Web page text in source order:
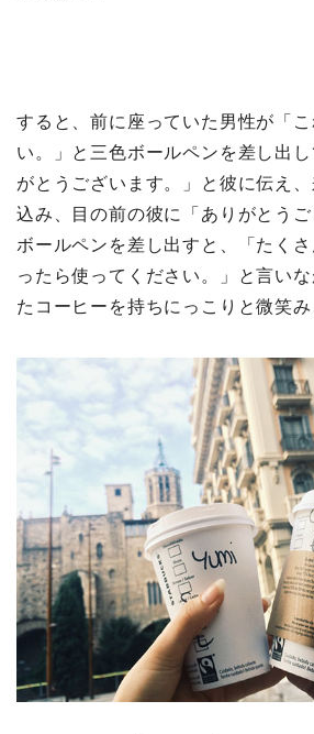
すると、前に座っていた男性が「
い。」と三色ボールペンを差し出
がとうございます。」と彼に伝え
込み、目の前の彼に「ありがとう
ボールペンを差し出すと、「たく
ったら使ってください。」と言い
たコーヒーを持ちにっこりと微笑み